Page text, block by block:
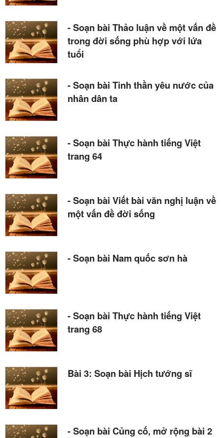
- Soạn bài Thảo luận về một vấn đề
trong đời sống phù hợp với lứa
tuổi
- Soạn bài Tinh thần yêu nước của
nhân dân ta
- Soạn bài Thực hành tiếng Việt
trang 64
- Soạn bài Viết bài văn nghị luận về
một vấn đề đời sống
- Soạn bài Nam quốc sơn hà
- Soạn bài Thực hành tiếng Việt
trang 68
Bài 3: Soạn bài Hịch tướng sĩ
- Soạn bài Củng cố, mở rộng bài 2